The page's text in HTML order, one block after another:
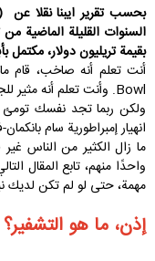
بحسب تقریر ایبنا نقلا عن
السنوات القليلة الماضية
بقيمة تريليون دولار، مكتمل
Bowl. وأنت تعلم أنه مثير للجدل لأنك على دراية بما يجري حولك.
ولكن ربما تجد نفسك تومئ
انهيار إمبراطورية سام
ما زال الكثير من الناس
واحدًا منهم، تابع المقال
مهمة، حتى لو لم تكن لديك
إذن، ما هو التشفير؟